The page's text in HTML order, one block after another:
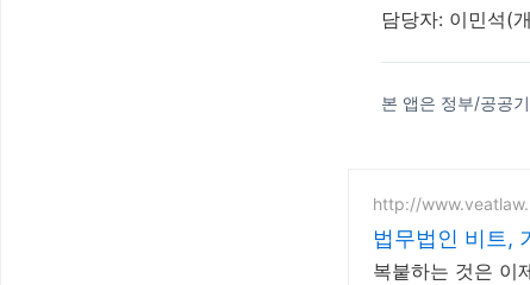
담당자: 이민석(
본 앱은 정부/공공
http://
법무법인 비트,
복붙하는 것은 이